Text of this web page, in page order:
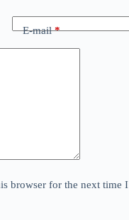
E-mail*
browser for the next time